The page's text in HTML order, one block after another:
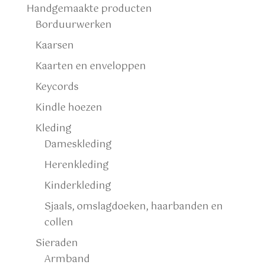
Handgemaakte producten
Borduurwerken
Kaarsen
Kaarten en enveloppen
Keycords
Kindle hoezen
Kleding
Dameskleding
Herenkleding
Kinderkleding
Sjaals, omslagdoeken, haarbanden en
collen
Sieraden
Armband